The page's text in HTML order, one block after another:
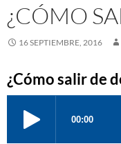
¿CÓMO
16 SEPTIEMBRE, 2016
¿Cómo salir de